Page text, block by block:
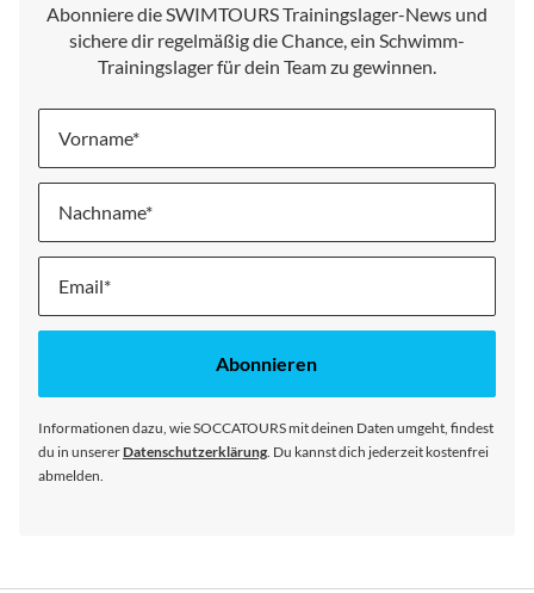
Abonniere die SWIMTOURS Trainingslager-News und
sichere dir regelmäßig die Chance, ein Schwimm-
Trainingslager für dein Team zu gewinnen.
Vorname
Nachname
Melde
für
Abonnieren
Informationen dazu, wie SOCCATOURS mit deinen Daten umgeht, findest
du in unsererDatenschutzerklärung . Du kannst dich jederzeit kostenfrei
abmelden.